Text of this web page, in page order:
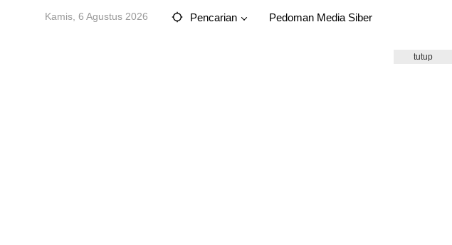
Kamis, 6 Agustus 2026 Pencarian Pedoman Media Siber
tutup